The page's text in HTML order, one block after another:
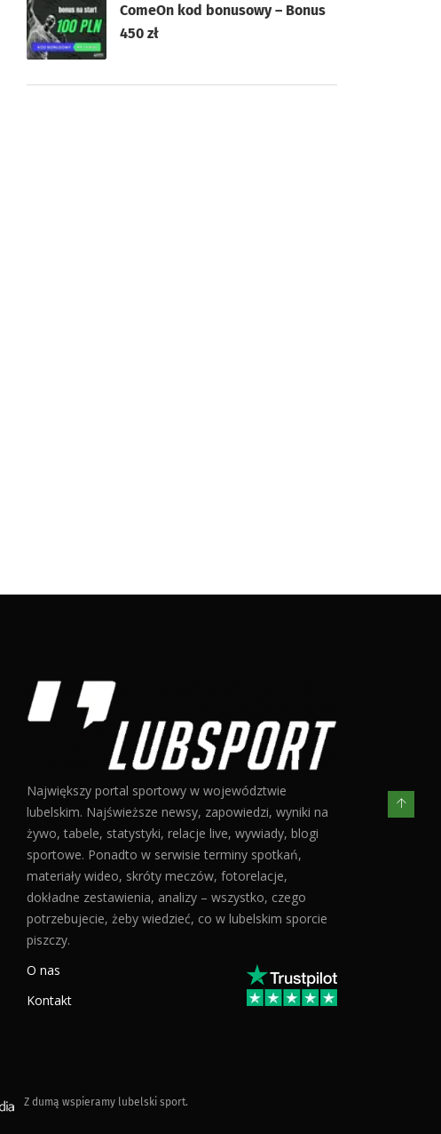
ComeOn kod bonusowy – Bonus
450 zł
Największy portal sportowy w województwie
lubelskim. Najświeższe newsy, zapowiedzi, wyniki na
żywo, tabele, statystyki, relacje live, wywiady, blogi
sportowe. Ponadto w serwisie terminy spotkań,
materiały wideo, skróty meczów, fotorelacje,
dokładne zestawienia, analizy – wszystko, czego
potrzebujecie, żeby wiedzieć, co w lubelskim sporcie
piszczy.
O nas
Kontakt
Z dumą wspieramy lubelski sport.